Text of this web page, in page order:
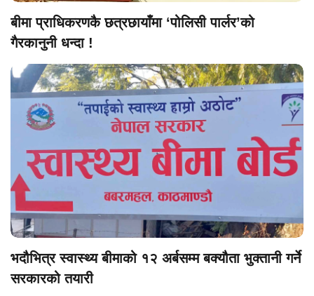
बीमा प्राधिकरणकै छत्रछायाँमा ‘पोलिसी पार्लर’को
गैरकानुनी धन्दा !
भदौभित्र स्वास्थ्य बीमाको १२ अर्बसम्म बक्यौता भुक्तानी गर्ने
सरकारको तयारी